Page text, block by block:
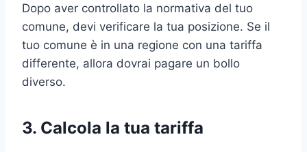
Dopo aver controllato la normativa del tuo
comune, devi verificare la tua posizione. Se il
tuo comune è in una regione con una tariffa
differente, allora dovrai pagare un bollo
diverso.
3. Calcola la tua tariffa